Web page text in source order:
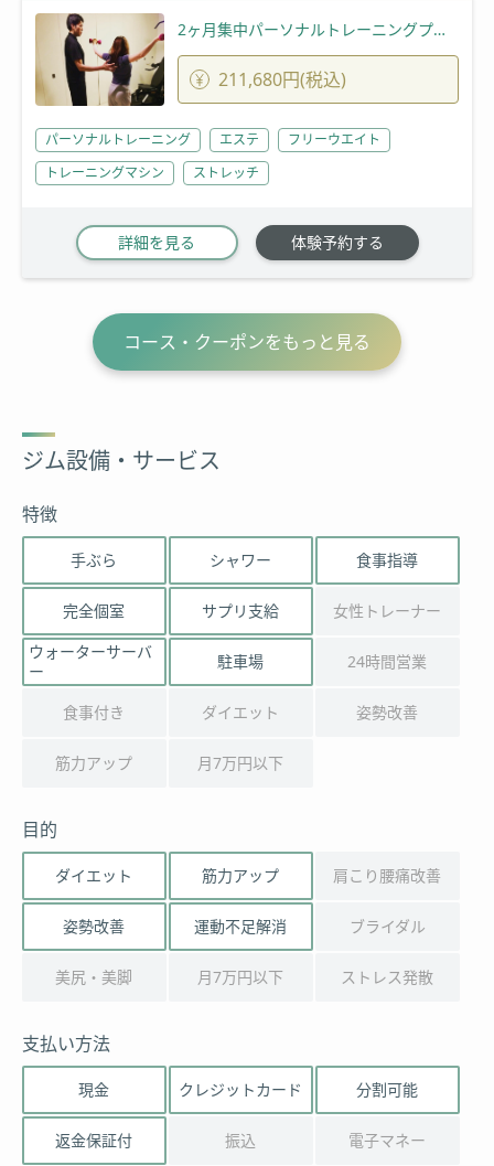
2ヶ月集中パーソナルトレーニングプラン
211,680円(税込)
パーソナルトレーニング エステ
フリーウエイト
トレーニングマシン
ストレッチ
詳細を見る 体験予約する
コース・クーポンをもっと見る
ジム設備・サービス
特徴
手ぶら シャワー 食事指導
完全個室 サプリ支給
女性トレーナー
ウォーターサーバ
ー
駐車場 24時間営業
食事付き ダイエット 姿勢改善
筋力アップ 月7万円以下
目的
ダイエット 筋力アップ 肩こり腰痛改善
姿勢改善 運動不足解消 ブライダル
美尻・美脚 月7万円以下 ストレス発散
支払い方法
現金 クレジットカード 分割可能
返金保証付 振込 電子マネー